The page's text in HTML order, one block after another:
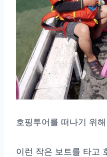
호핑투어를 떠나기 위
이런 작은 보트를 타고